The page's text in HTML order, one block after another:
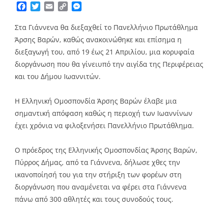
Facebook
TwitterEmailCopy
Στα Γιάννενα θα διεξαχθεί το Πανελλήνιο Πρωτάθλημα
Άρσης Βαρών, καθώς ανακοινώθηκε και επίσημα η
διεξαγωγή του, από 19 έως 21 Απριλίου, μια κορυφαία
διοργάνωση που θα γίνειυπό την αιγίδα της Περιφέρειας
και του Δήμου Ιωαννιτών.
Η Ελληνική Ομοσπονδία Άρσης Βαρών έλαβε μια
σημαντική απόφαση καθώς η περιοχή των Ιωαννίνων
έχει χρόνια να φιλοξενήσει Πανελλήνιο Πρωτάθλημα.
Ο πρόεδρος της Ελληνικής Ομοσπονδίας Άρσης Βαρών,
Πύρρος Δήμας, από τα Γιάννενα, δήλωσε χθες την
ικανοποίησή του για την στήριξη των φορέων στη
διοργάνωση που αναμένεται να φέρει στα Γιάννενα
πάνω από 300 αθλητές και τους συνοδούς τους.